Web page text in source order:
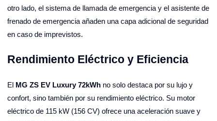
otro lado, el sistema de llamada de emergencia y el asistente de
frenado de emergencia añaden una capa adicional de seguridad
en caso de imprevistos.
Rendimiento Eléctrico y Eficiencia
El MG ZS EV Luxury 72kWh no solo destaca por su lujo y
confort, sino también por su rendimiento eléctrico. Su motor
eléctrico de 115 kW (156 CV) ofrece una aceleración suave y